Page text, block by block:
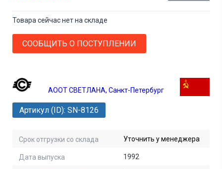
АООТ СВЕТЛАНА, Санкт-Петербург
Артикул (ID): SN-8126
Срок отгрузки со склада Уточнить у менеджера
Дата выпуска 1992
Товара сейчас нет на складе
СООБЩИТЬ О ПОСТУПЛЕНИИ